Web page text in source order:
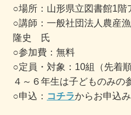
○場所：山形県立図書館1階
○講師：一般社団法人農
隆史 氏
○参加費：無料
○定員・対象：10組（先着
４～６年生は子どものみの
○申込： コチラからお申込